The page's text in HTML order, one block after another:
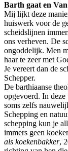
Barth gaat en
Mij lijkt deze
huiswerk voor de
scheidslijnen
ons verheven. De
ongoddelijk. Men
haar te zeer met
Je vereert dan de
Schepper.
De barthiaanse
opgevoerd. In
soms zelfs
Schepping en
schepping kun je
immers geen
als koekenbakker,